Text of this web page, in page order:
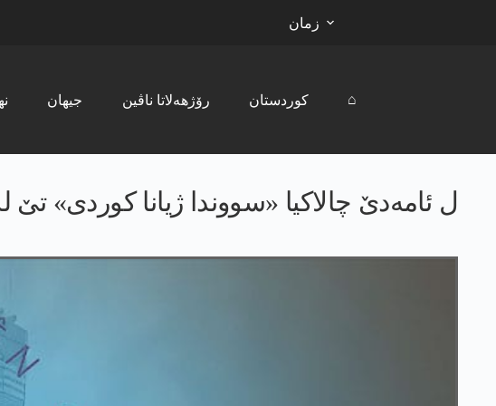
زمان
جیھان رۆژھەلاتا ناڤین کوردستان ⌂
ل ئامه‌دێ چالاکیا «سووندا ژیانا کوردی»